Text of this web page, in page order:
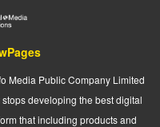
Media Public Company Limited
developing the best digital
that including products and